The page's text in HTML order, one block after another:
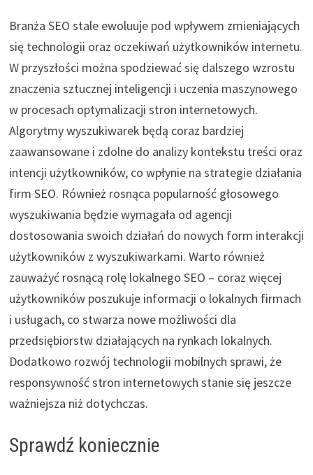
Branża SEO stale ewoluuje pod wpływem zmieniających
się technologii oraz oczekiwań użytkowników internetu.
W przyszłości można spodziewać się dalszego wzrostu
znaczenia sztucznej inteligencji i uczenia maszynowego
w procesach optymalizacji stron internetowych.
Algorytmy wyszukiwarek będą coraz bardziej
zaawansowane i zdolne do analizy kontekstu treści oraz
intencji użytkowników, co wpłynie na strategie działania
firm SEO. Również rosnąca popularność głosowego
wyszukiwania będzie wymagała od agencji
dostosowania swoich działań do nowych form interakcji
użytkowników z wyszukiwarkami. Warto również
zauważyć rosnącą rolę lokalnego SEO – coraz więcej
użytkowników poszukuje informacji o lokalnych firmach
i usługach, co stwarza nowe możliwości dla
przedsiębiorstw działających na rynkach lokalnych.
Dodatkowo rozwój technologii mobilnych sprawi, że
responsywność stron internetowych stanie się jeszcze
ważniejsza niż dotychczas.
Sprawdź koniecznie